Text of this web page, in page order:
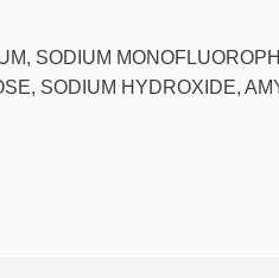
SODIUM
SODIUM HYDROXIDE,